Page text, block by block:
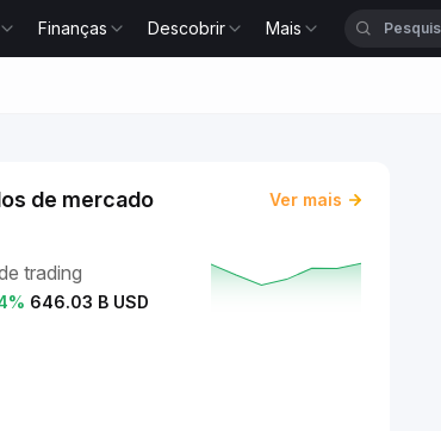
Finanças Descobrir Mais
de mercado Ver mais
trading
% 646.03 B USD